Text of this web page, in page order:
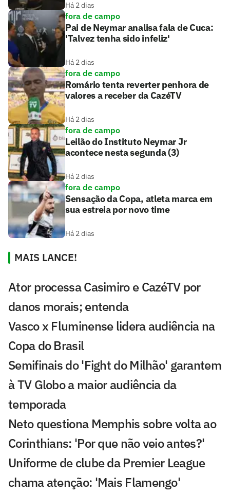
Há 2 dias
fora de campo
Pai de Neymar analisa fala de Cuca:
'Talvez tenha sido infeliz'
Há 2 dias
fora de campo
Romário tenta reverter penhora de
valores a receber da CazéTV
Há 2 dias
fora de campo
Leilão do Instituto Neymar Jr
acontece nesta segunda (3)
Há 2 dias
fora de campo
Sensação da Copa, atleta marca em
sua estreia por novo time
Há 2 dias
MAIS LANCE!
Ator processa Casimiro e CazéTV por
danos morais; entenda
Vasco x Fluminense lidera audiência na
Copa do Brasil
Semifinais do 'Fight do Milhão' garantem
à TV Globo a maior audiência da
temporada
Neto questiona Memphis sobre volta ao
Corinthians: 'Por que não veio antes?'
Uniforme de clube da Premier League
chama atenção: 'Mais Flamengo'